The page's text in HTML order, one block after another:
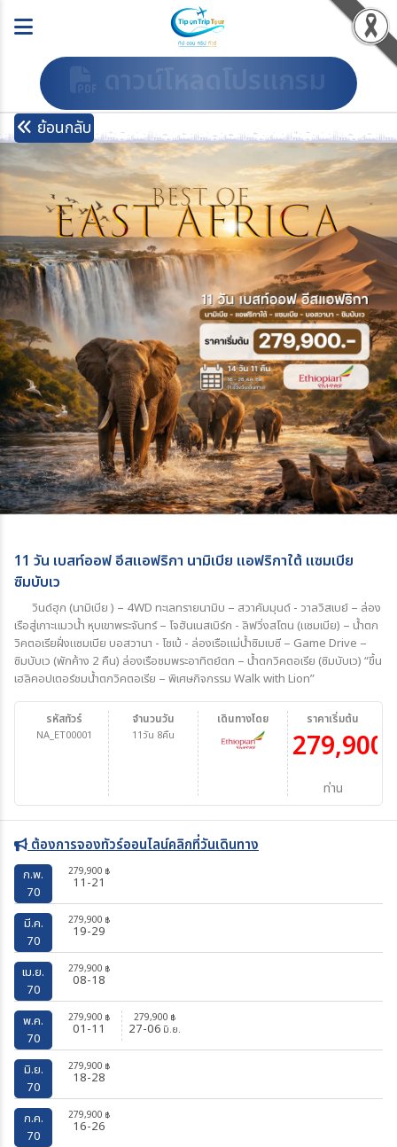
ย้อนกลับ
11 วัน เบสท์ออฟ อีสแอฟริกา นามิเบีย แอฟริกาใต้ แซมเบีย
ซิมบับเว
วินด์ฮุก (นามิเบีย ) – 4WD ทะเลทรายนามิบ – สวาคัมมุนด์ - วาลวิสเบย์ – ล่อง
เรือสู่เกาะแมวน้ำ หุบเขาพระจันทร์ – โจฮันเนสเบิร์ก - ลิฟวิ่งสโตน (แซมเบีย) – น้ำตก
วิคตอเรียฝั่งแซมเบีย บอสวานา - โชเบ้ - ล่องเรือแม่น้ำซิมเบซี – Game Drive –
ซิมบับเว (พักค้าง 2 คืน) ล่องเรือชมพระอาทิตย์ตก – น้ำตกวิคตอเรีย (ซิมบับเว) “ขึ้น
เฮลิคอปเตอร์ชมน้ำตกวิคตอเรีย – พิเศษกิจกรรม Walk with Lion”
รหัสทัวร์
NA_ET00001
จำนวนวัน
11วัน 8คืน
ราคาเริ่มต้น
279,900
ท่าน
เดินทางโดย
ต้องการจองทัวร์ออนไลน์คลิกที่วันเดินทาง
ก.พ.
70
279,900 ฿
11-21
มี.ค.
70
279,900 ฿
19-29
เม.ย.
70
279,900 ฿
08-18
พ.ค.
70
279,900 ฿
01-11
279,900 ฿
27-06 มิ.ย.
มิ.ย.
70
279,900 ฿
18-28
ก.ค.
70
279,900 ฿
16-26